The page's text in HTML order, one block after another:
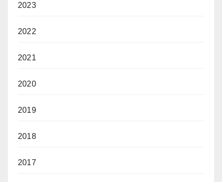
2023
2022
2021
2020
2019
2018
2017